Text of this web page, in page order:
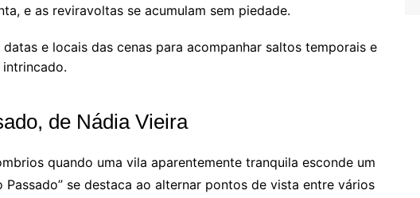
e as reviravoltas se acumulam sem piedade.
datas e locais das cenas para acompanhar saltos temporais e
de Nádia Vieira
quando uma vila aparentemente tranquila esconde um
Passado” se destaca ao alternar pontos de vista entre vários